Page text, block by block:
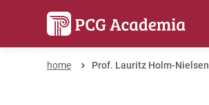
home Prof. Lauritz Holm-Nielsen